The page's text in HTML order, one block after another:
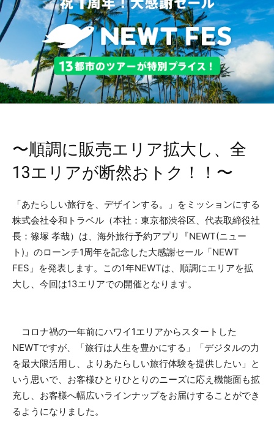
〜順調に販売エリア拡大し、全
13エリアが断然おトク！！〜
「あたらしい旅行を、デザインする。」をミッションにする
株式会社令和トラベル（本社：東京都渋谷区、代表取締役社
長：篠塚 孝哉）は、海外旅行予約アプリ『NEWT(ニュー
ト)』のローンチ1周年を記念した大感謝セール「NEWT
FES」を発表します。この1年NEWTは、順調にエリアを拡
大し、今回は13エリアでの開催となります。
コロナ禍の一年前にハワイ1エリアからスタートした
NEWTですが、「旅行は人生を豊かにする」「デジタルの力
を最大限活用し、よりあたらしい旅行体験を提供したい」と
いう思いで、お客様ひとりひとりのニーズに応え機能面も拡
充し、お客様へ幅広いラインナップをお届けすることができ
るようになりました。